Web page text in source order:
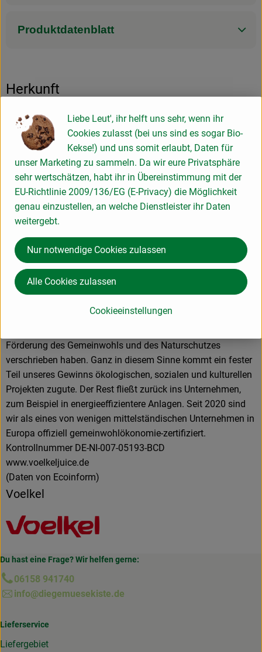
Produktdatenblatt
Herkunft
Hersteller: Voelkel
Deutschland
D 29478 Höhbeck
In unserer familiengeführten Naturkostsafterei im Norden
Deutschlands machen wir Saft so, dass alle etwas davon
haben: Unsere Kund*innen, Mitarbeiter*innen,
Anbaupartner*innen und besonders die Natur – und das seit
mehr als 85 Jahren. Wie wir das machen? Mit 100 % Bio und
ist nicht im Besitz einiger Weniger, sondern gehört zwei
Förderung des Gemeinwohls und des Naturschutzes
verschrieben haben. Ganz in diesem Sinne kommt ein fester
Teil unseres Gewinns ökologischen, sozialen und kulturellen
Projekten zugute. Der Rest fließt zurück ins Unternehmen,
zum Beispiel in energieeffizientere Anlagen. Seit 2020 sind
wir als eines von wenigen mittelständischen Unternehmen in
Europa offiziell gemeinwohlökonomie-zertifiziert.
Kontrollnummer DE-NI-007-05193-BCD
www.voelkeljuice.de
(Daten von Ecoinform)
Voelkel
Du hast eine Frage? Wir helfen gerne:
06158 941740
info@diegemuesekiste.de
Lieferservice
Liefergebiet
Liebe Leut', ihr helft uns sehr, wenn ihr
Cookies zulasst (bei uns sind es sogar Bio-
Kekse!) und uns somit erlaubt, Daten für
unser Marketing zu sammeln. Da wir eure Privatsphäre
sehr wertschätzen, habt ihr in Übereinstimmung mit der
EU-Richtlinie 2009/136/EG (E-Privacy) die Möglichkeit
genau einzustellen, an welche Dienstleister ihr Daten
weitergebt.
Cookieeinstellungen
Nur notwendige Cookies zulassen
Alle Cookies zulassen